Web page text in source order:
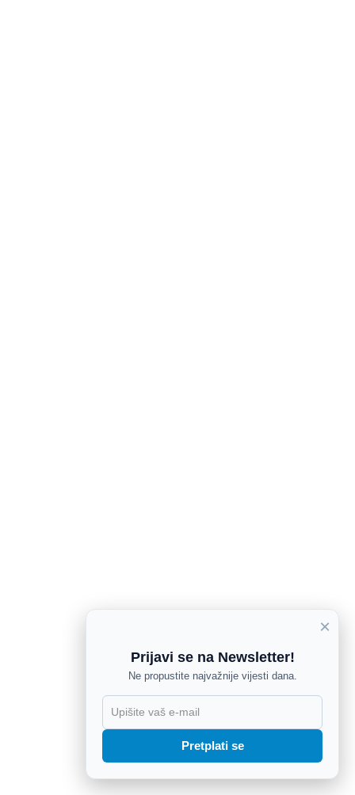
×
Prijavi se na Newsletter!
Ne propustite najvažnije vijesti dana.
Pretplati se